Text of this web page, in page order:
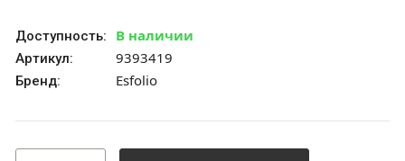
Доступность: В наличии
Артикул: 9393419
Бренд: Esfolio